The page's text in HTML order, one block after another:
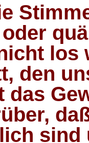
los
den
das
sind